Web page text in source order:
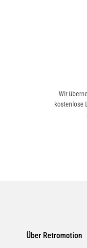
Wir
kostenlose
Über Retromotion